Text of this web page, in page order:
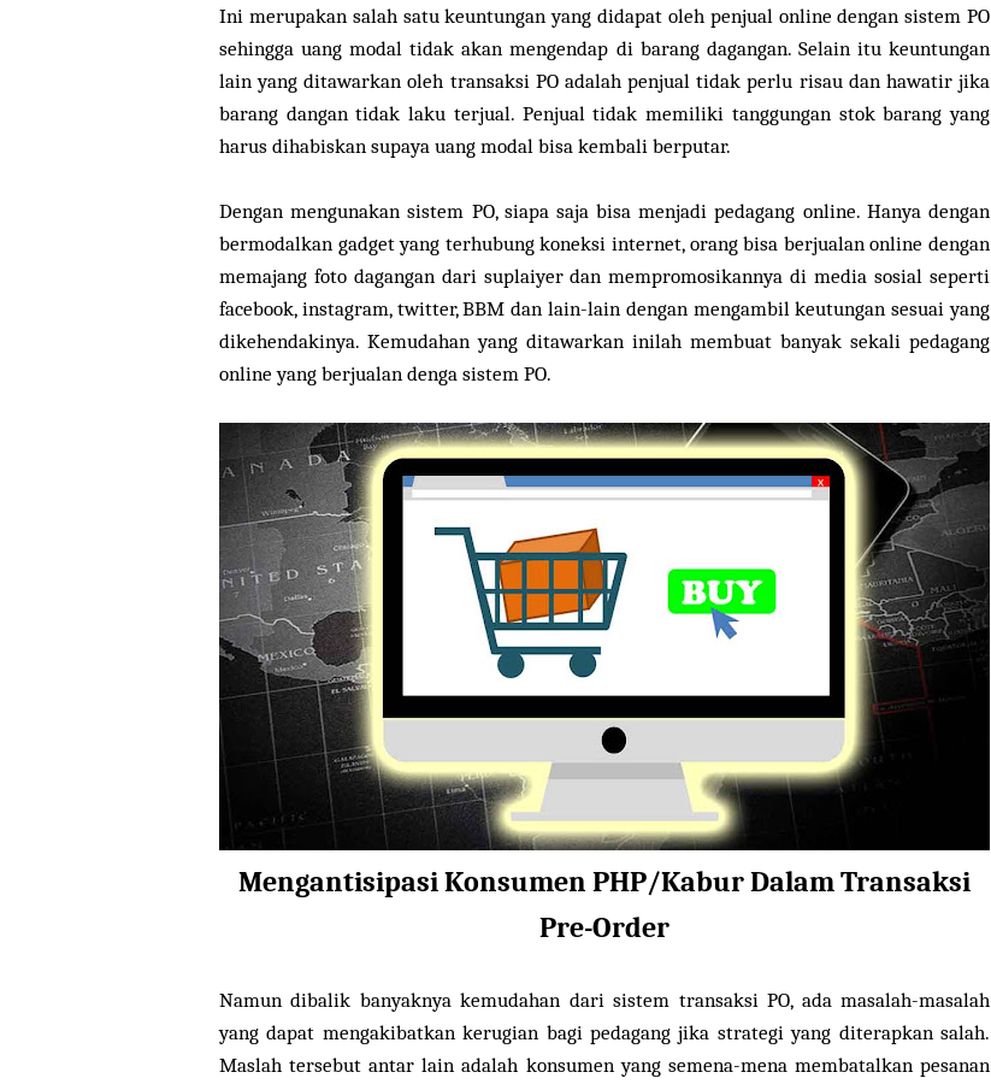
Ini merupakan salah satu keuntungan yang didapat oleh penjual online dengan sistem PO
sehingga uang modal tidak akan mengendap di barang dagangan. Selain itu keuntungan
lain yang ditawarkan oleh transaksi PO adalah penjual tidak perlu risau dan hawatir jika
barang dangan tidak laku terjual. Penjual tidak memiliki tanggungan stok barang yang
harus dihabiskan supaya uang modal bisa kembali berputar.
Dengan mengunakan sistem PO, siapa saja bisa menjadi pedagang online. Hanya dengan
bermodalkan gadget yang terhubung koneksi internet, orang bisa berjualan online dengan
memajang foto dagangan dari suplaiyer dan mempromosikannya di media sosial seperti
facebook, instagram, twitter, BBM dan lain-lain dengan mengambil keutungan sesuai yang
dikehendakinya. Kemudahan yang ditawarkan inilah membuat banyak sekali pedagang
online yang berjualan denga sistem PO.
Mengantisipasi Konsumen PHP/Kabur Dalam Transaksi
Pre-Order
Namun dibalik banyaknya kemudahan dari sistem transaksi PO, ada masalah-masalah
yang dapat mengakibatkan kerugian bagi pedagang jika strategi yang diterapkan salah.
Maslah tersebut antar lain adalah konsumen yang semena-mena membatalkan pesanan